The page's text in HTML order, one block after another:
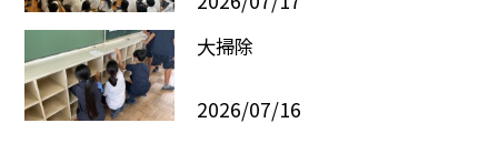
大掃除
2026/07/16